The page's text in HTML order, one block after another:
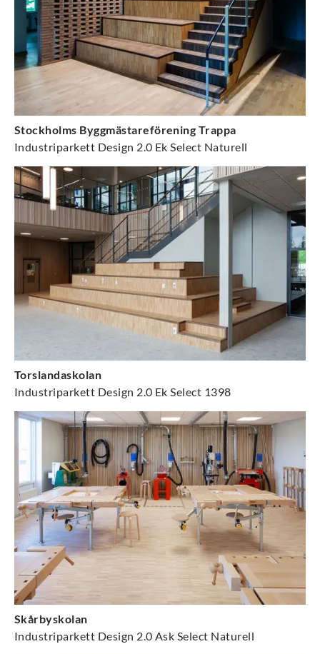
Stockholms Byggmästareförening Trappa
Industriparkett Design 2.0 Ek Select Naturell
Torslandaskolan
Industriparkett Design 2.0 Ek Select 1398
Skårbyskolan
Industriparkett Design 2.0 Ask Select Naturell